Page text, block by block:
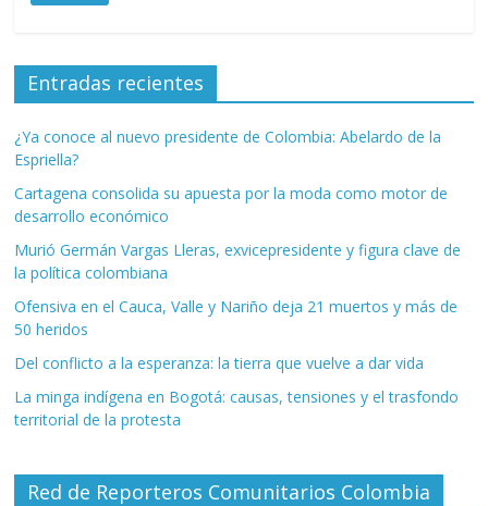
Entradas recientes
¿Ya conoce al nuevo presidente de Colombia: Abelardo de la
Espriella?
Cartagena consolida su apuesta por la moda como motor de
desarrollo económico
Murió Germán Vargas Lleras, exvicepresidente y figura clave de
la política colombiana
Ofensiva en el Cauca, Valle y Nariño deja 21 muertos y más de
50 heridos
Del conflicto a la esperanza: la tierra que vuelve a dar vida
La minga indígena en Bogotá: causas, tensiones y el trasfondo
territorial de la protesta
Red de Reporteros Comunitarios Colombia